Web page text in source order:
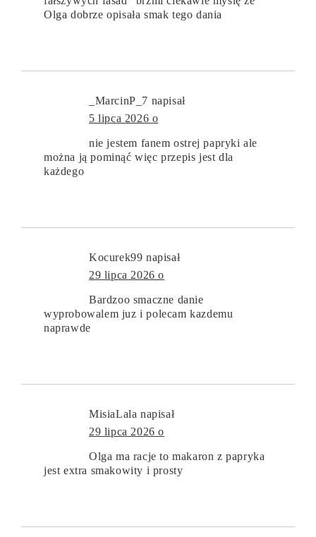
Olga dobrze opisała smak tego dania
_MarcinP_7 napisał
5 lipca 2026 o
nie jestem fanem ostrej papryki ale
można ją pominąć więc przepis jest dla
każdego
Kocurek99 napisał
29 lipca 2026 o
Bardzoo smaczne danie
wyprobowalem juz i polecam kazdemu
naprawde
MisiaLala napisał
29 lipca 2026 o
Olga ma racje to makaron z papryka
jest extra smakowity i prosty